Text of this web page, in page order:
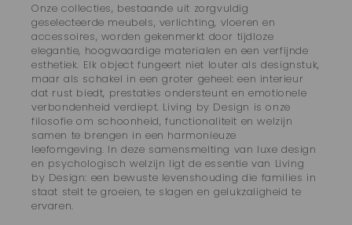
Onze collecties, bestaande uit zorgvuldig
geselecteerde meubels, verlichting, vloeren en
accessoires, worden gekenmerkt door tijdloze
elegantie, hoogwaardige materialen en een verfijnde
esthetiek. Elk object fungeert niet louter als designstuk,
maar als schakel in een groter geheel: een interieur
dat rust biedt, prestaties ondersteunt en emotionele
verbondenheid verdiept. Living by Design is onze
filosofie om schoonheid, functionaliteit en welzijn
samen te brengen in een harmonieuze
leefomgeving. In deze samensmelting van luxe design
en psychologisch welzijn ligt de essentie van Living
by Design: een bewuste levenshouding die families in
staat stelt te groeien, te slagen en gelukzaligheid te
ervaren.